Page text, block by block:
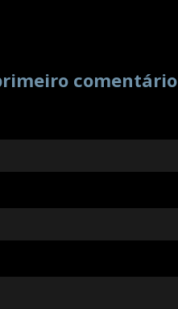
comentário